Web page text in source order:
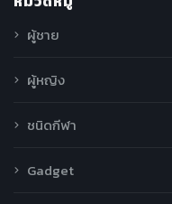
ผู้ชาย
ผู้หญิง
ชนิดกีฬา
Gadget